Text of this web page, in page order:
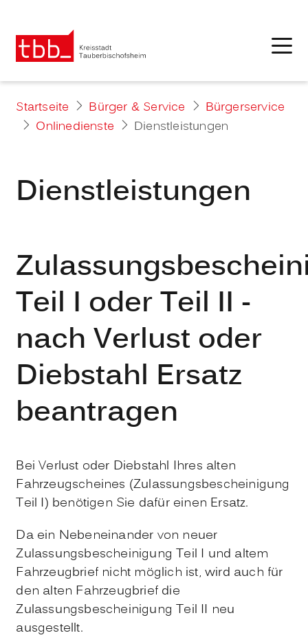
Startseite Bürger & Service
Bürgerservice
Onlinedienste
Dienstleistungen
Dienstleistungen
Teil I oder Teil II -
nach Verlust oder
Diebstahl Ersatz
beantragen
Bei Verlust oder Diebstahl Ihres alten
Fahrzeugscheines (Zulassungsbescheinigung
Teil I) benötigen Sie dafür einen Ersatz.
Da ein Nebeneinander von neuer
Zulassungsbescheinigung Teil I und altem
Fahrzeugbrief nicht möglich ist, wird auch für
den alten Fahrzeugbrief die
Zulassungsbescheinigung Teil II neu
ausgestellt.